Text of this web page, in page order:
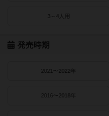
3～4人用
発売時期
2021〜2022年
2016〜2018年